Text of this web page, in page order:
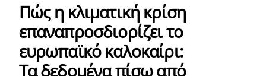
Πώς η κλιματική κρίση
επαναπροσδιορίζει το
ευρωπαϊκό καλοκαίρι:
Τα δεδομένα πίσω από